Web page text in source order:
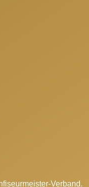
Verband.